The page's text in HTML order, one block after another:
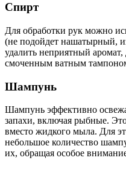
Спирт
Для обработки рук можно
(не подойдет нашатырный,
удалить неприятный аромат,
смоченным ватным
Шампунь
Шампунь эффективно
запахи, включая рыбные.
вместо жидкого мыла. Для
небольшое количество
их, обращая особое